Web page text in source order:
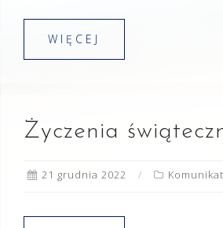
WIĘCEJ
Życzenia
21 grudnia 2022